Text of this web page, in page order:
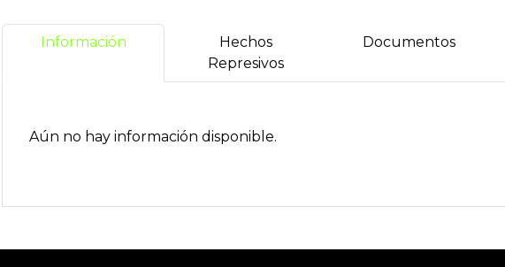
Información
Hechos
Represivos
Documentos
Aún no hay información disponible.